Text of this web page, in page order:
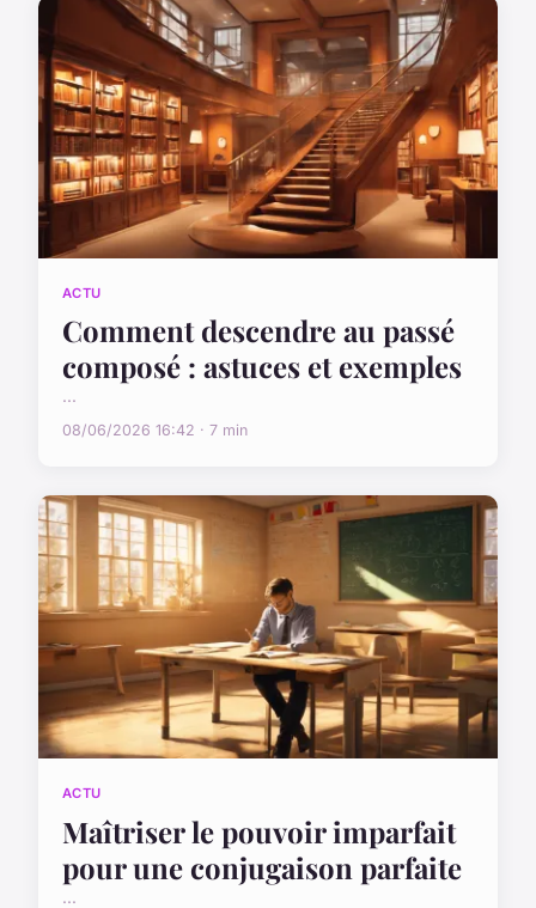
ACTU
Comment descendre au passé
composé : astuces et exemples
...
08/06/2026 16:42 · 7 min
ACTU
Maîtriser le pouvoir imparfait
pour une conjugaison parfaite
...